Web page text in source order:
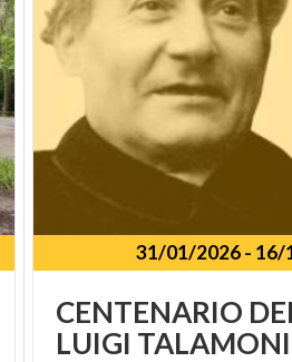
31/01/2026- 16/
CENTENARIO
LUIGI TALAMONI